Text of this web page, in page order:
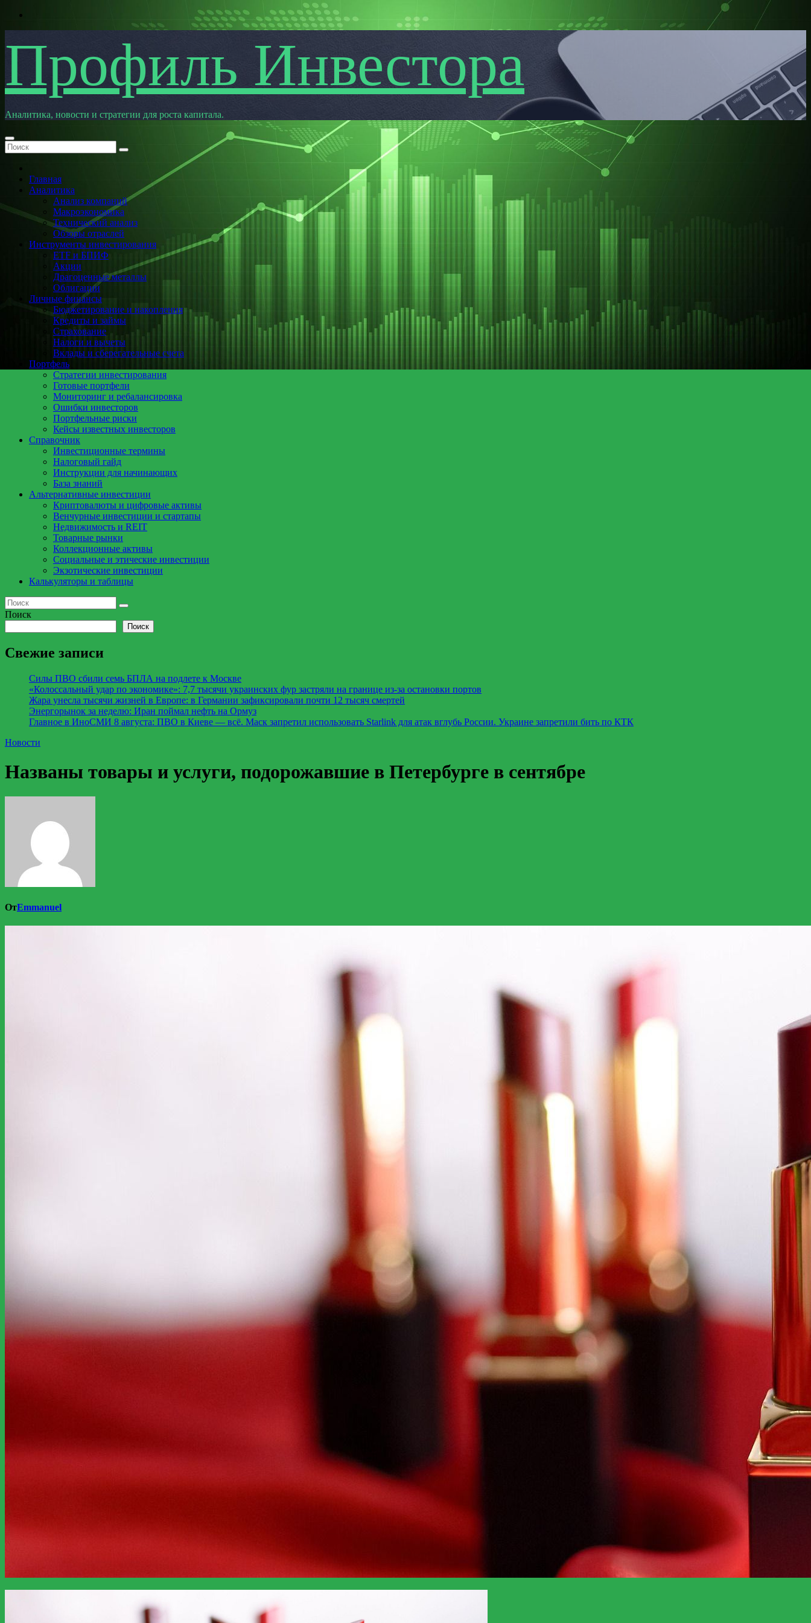
Перейти
Профиль Инвестора
Аналитика, новости и стратегии для роста капитала.
Главная
Аналитика
Анализ компаний
Макроэкономика
Технический анализ
Обзоры отраслей
Инструменты инвестирования
ETF и БПИФ
Акции
Драгоценные металлы
Облигации
Личные финансы
Бюджетирование и накопления
Кредиты и займы
Страхование
Налоги и вычеты
Вклады и сберегательные счета
Портфель
Стратегии инвестирования
Готовые портфели
Мониторинг и ребалансировка
Ошибки инвесторов
Портфельные риски
Кейсы известных инвесторов
Справочник
Инвестиционные термины
Налоговый гайд
Инструкции для начинающих
База знаний
Альтернативные инвестиции
Криптовалюты и цифровые активы
Венчурные инвестиции и стартапы
Недвижимость и REIT
Товарные рынки
Коллекционные активы
Социальные и этические инвестиции
Экзотические инвестиции
Калькуляторы и таблицы
Поиск
Поиск
Свежие записи
Силы ПВО сбили семь БПЛА на подлете к Москве
«Колоссальный удар по экономике»: 7,7 тысячи украинских фур застряли на границе из-за остановки портов
Жара унесла тысячи жизней в Европе: в Германии зафиксировали почти 12 тысяч смертей
Энергорынок за неделю: Иран поймал нефть на Ормуз
Главное в ИноСМИ 8 августа: ПВО в Киеве — всё. Маск запретил использовать Starlink для атак вглубь России. Украине запретили бить по КТК
Новости
Названы товары и услуги, подорожавшие в Петербурге в сентябре
ОтEmmanuel